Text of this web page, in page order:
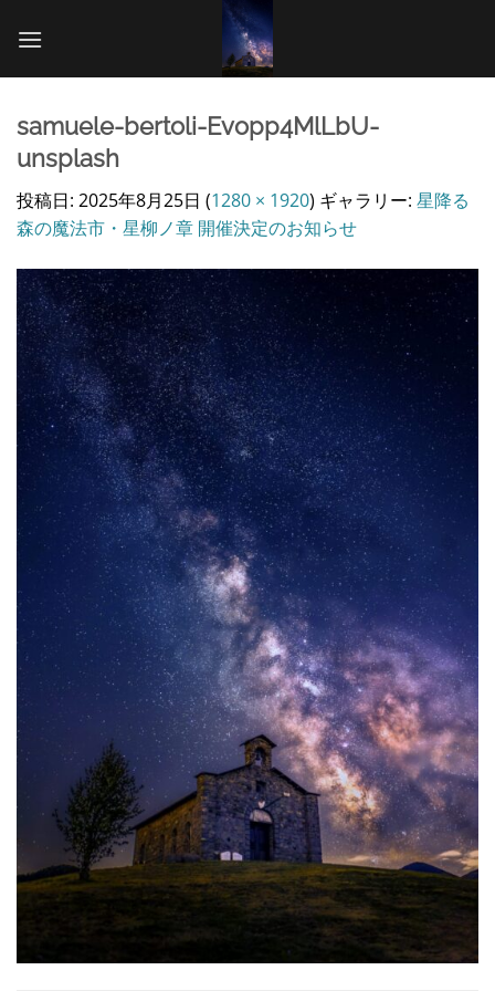
samuele-bertoli-Evopp4MlLbU-
unsplash
投稿日: 2025年8月25日 (1280 × 1920) ギャラリー: 星降る
森の魔法市・星柳ノ章 開催決定のお知らせ